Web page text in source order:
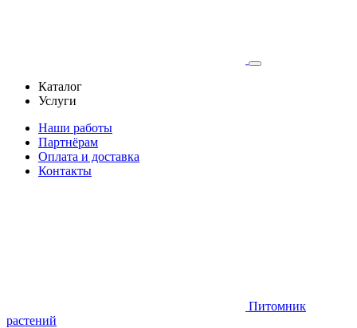
Каталог
Услуги
Наши работы
Партнёрам
Оплата и доставка
Контакты
Питомник
растений